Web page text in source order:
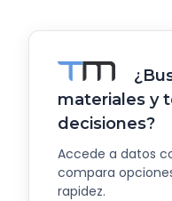
materiales y
decisiones?
Accede a datos
compara
rapidez.